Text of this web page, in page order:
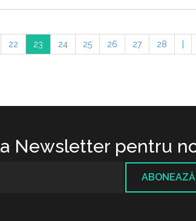
22 23 24 25 26 27 28
Newsletter pentru